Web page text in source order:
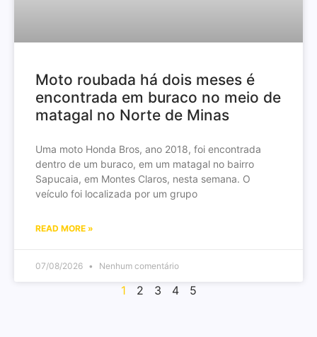
Moto roubada há dois meses é
encontrada em buraco no meio de
matagal no Norte de Minas
Uma moto Honda Bros, ano 2018, foi encontrada
dentro de um buraco, em um matagal no bairro
Sapucaia, em Montes Claros, nesta semana. O
veículo foi localizada por um grupo
READ MORE »
07/08/2026 Nenhum comentário
1 2 3 4 5